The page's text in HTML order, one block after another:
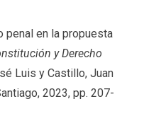
penal en la propuesta
y Derecho
Luis y Castillo, Juan
2023, pp. 207-